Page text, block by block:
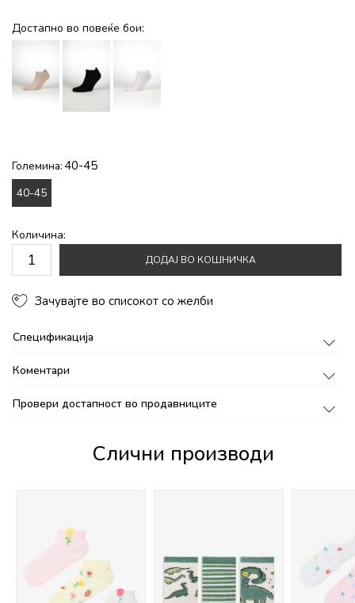
Достапно во повеќе бои:
Големина: 40-45
40-45
Количина:
ДОДАЈ ВО КОШНИЧКА
Зачувајте во списокот со желби
Спецификација
Коментари
Провери достапност во продавниците
Слични производи